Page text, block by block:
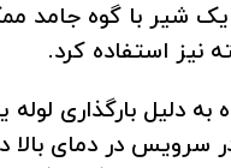
یک شیر با گوه
نیز استفاده کرد.
بارگذاری لوله
در دمای بالا